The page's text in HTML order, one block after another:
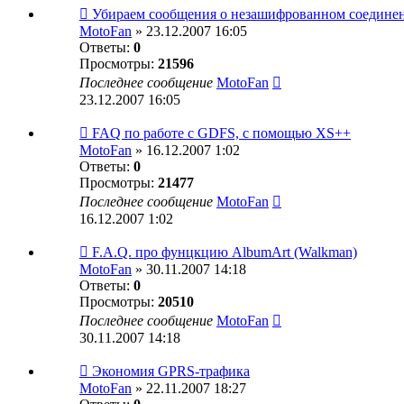
Убираем сообщения о незашифрованном
MotoFan » 23.12.2007 16:05
Ответы: 0
Просмотры: 21596
Последнее сообщение MotoFan
23.12.2007 16:05
FAQ по работе с GDFS, с помощью XS++
MotoFan » 16.12.2007 1:02
Ответы: 0
Просмотры: 21477
Последнее сообщение MotoFan
16.12.2007 1:02
F.A.Q. про фунцкцию AlbumArt (Walkman)
MotoFan » 30.11.2007 14:18
Ответы: 0
Просмотры: 20510
Последнее сообщение MotoFan
30.11.2007 14:18
Экономия GPRS-трафика
MotoFan » 22.11.2007 18:27